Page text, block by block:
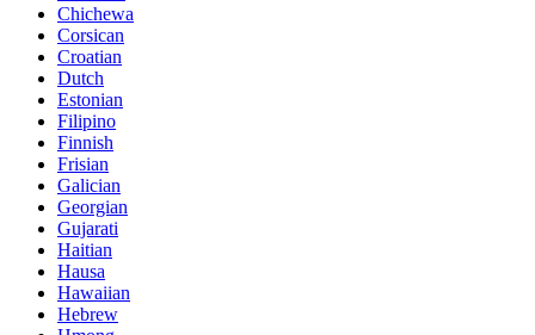
Chichewa
Corsican
Croatian
Dutch
Estonian
Filipino
Finnish
Frisian
Galician
Georgian
Gujarati
Haitian
Hausa
Hawaiian
Hebrew